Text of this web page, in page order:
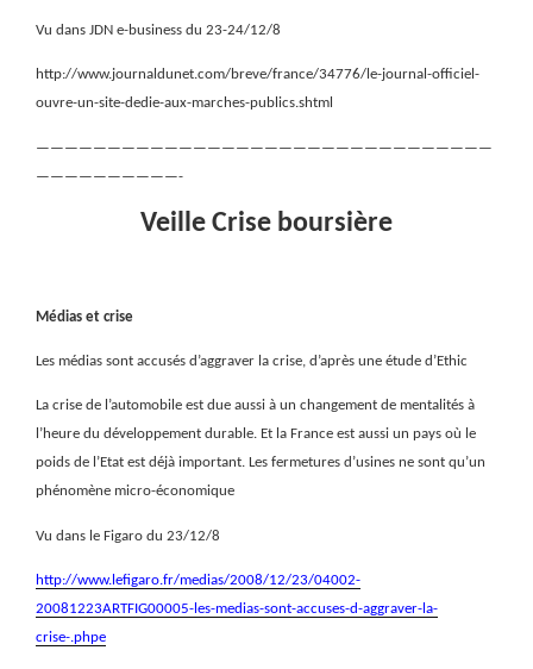
Vu dans JDN e-business du 23-24/12/8
http://www.journaldunet.com/breve/france/34776/le-journal-officiel-
ouvre-un-site-dedie-aux-marches-publics.shtml
————————————————————————————————
——————————-
Veille Crise boursière
Médias et crise
Les médias sont accusés d’aggraver la crise, d’après une étude d’Ethic
La crise de l’automobile est due aussi à un changement de mentalités à
l’heure du développement durable. Et la France est aussi un pays où le
poids de l’Etat est déjà important. Les fermetures d’usines ne sont qu’un
phénomène micro-économique
Vu dans le Figaro du 23/12/8
http://www.lefigaro.fr/medias/2008/12/23/04002-
20081223ARTFIG00005-les-medias-sont-accuses-d-aggraver-la-
crise-.phpe